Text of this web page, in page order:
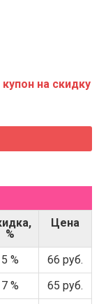
на скидку
%
Цена
5 %
66 руб.
7 %
65 руб.